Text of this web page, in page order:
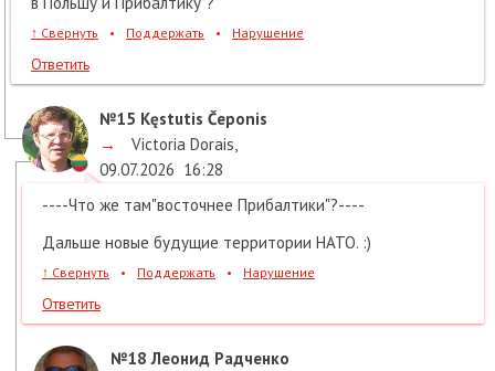
↑ Свернуть • Поддержать • Нарушение
Ответить
№15 Kęstutis Čeponis
→
Victoria Dorais,
09.07.2026 16:28
----Что же там"восточнее Прибалтики"?----
Дальше новые будущие территории НАТО. :)
↑ Свернуть • Поддержать • Нарушение
Ответить
№18 Леонид Радченко